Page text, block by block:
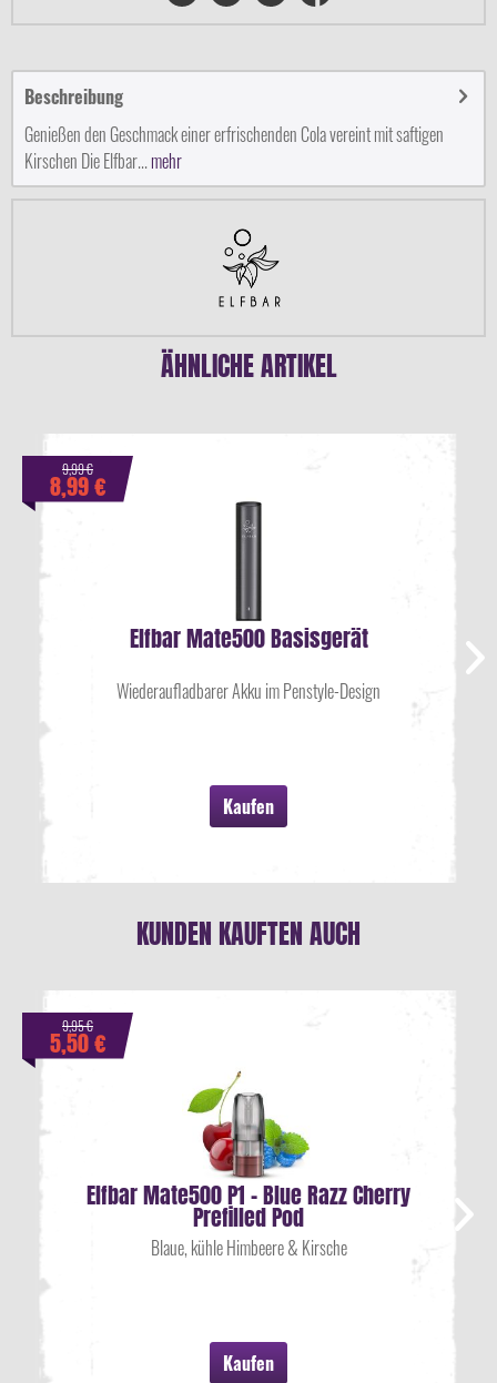
Beschreibung
Genießen den Geschmack einer erfrischenden Cola vereint mit saftigen
Kirschen Die Elfbar...mehr
ÄHNLICHE ARTIKEL
Elfbar Mate500 Basisgerät
Wiederaufladbarer Akku im Penstyle-Design
Kaufen
8,99 €
9,99 €
KUNDEN KAUFTEN AUCH
Elfbar Mate500 P1 - Blue Razz Cherry
Prefilled Pod
Blaue, kühle Himbeere & Kirsche
Kaufen
5,50 €
9,95 €